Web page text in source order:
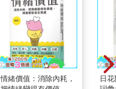
情緒價值：消除內耗，
日